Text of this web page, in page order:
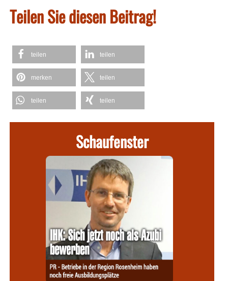
Teilen Sie diesen Beitrag!
teilen teilen
merken teilen
teilen teilen
Schaufenster